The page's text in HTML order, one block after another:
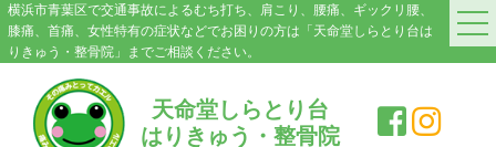
横浜市青葉区で交通事故によるむち打ち、肩こり、腰痛、ギックリ腰、
膝痛、首痛、女性特有の症状などでお困りの方は「天命堂しらとり台は
りきゅう・整骨院」までご相談ください。
天命堂しらとり台
はりきゅう・整骨院
HOME